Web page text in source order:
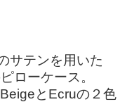
サテンを用いた
ローケース。
とEcruの２色